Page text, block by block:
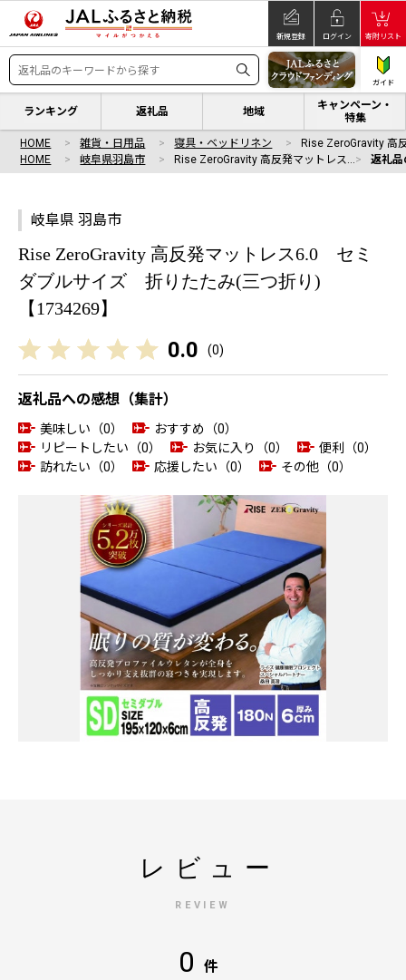
新規登録 ログイン 寄附リスト
ガイド
ランキング 返礼品 地域
キャンペーン・
特集
HOME 雑貨・日用品 寝具・ベッドリネン
Rise ZeroGravity 高
HOME
岐阜県羽島市 Rise ZeroGravity 高反発マットレス… 返礼
岐阜県 羽島市
Rise ZeroGravity 高反発マットレス6.0 セミ
ダブルサイズ 折りたたみ(三つ折り)
【1734269】
0.0 (0)
返礼品への感想（集計）
美味しい（0）
おすすめ（0）
リピートしたい（0）
お気に入り（0）
便利（0）
訪れたい（0）
応援したい（0） その他（0）
レビュー
REVIEW
0 件